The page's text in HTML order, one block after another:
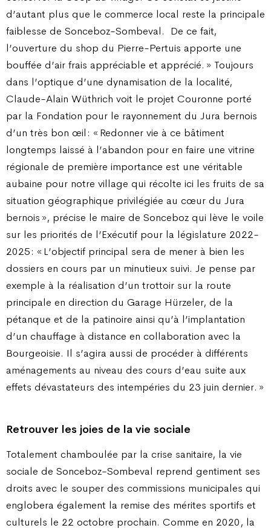
d’autant plus que le commerce local reste la principale
faiblesse de Sonceboz-Sombeval. De ce fait,
l’ouverture du shop du Pierre-Pertuis apporte une
bouffée d’air frais appréciable et apprécié. » Toujours
dans l’optique d’une dynamisation de la localité,
Claude-Alain Wüthrich voit le projet Couronne porté
par la Fondation pour le rayonnement du Jura bernois
d’un très bon œil : « Redonner vie à ce bâtiment
longtemps laissé à l’abandon pour en faire une vitrine
régionale de première importance est une véritable
aubaine pour notre village qui récolte ici les fruits de sa
situation géographique privilégiée au cœur du Jura
bernois », précise le maire de Sonceboz qui lève le voile
sur les priorités de l’Exécutif pour la législature 2022-
2025 : « L’objectif principal sera de mener à bien les
dossiers en cours par un minutieux suivi. Je pense par
exemple à la réalisation d’un trottoir sur la route
principale en direction du Garage Hürzeler, de la
pétanque et de la patinoire ainsi qu’à l’implantation
d’un chauffage à distance en collaboration avec la
Bourgeoisie. Il s’agira aussi de procéder à différents
aménagements au niveau des cours d’eau suite aux
effets dévastateurs des intempéries du 23 juin dernier. »
Retrouver les joies de la vie sociale
Totalement chamboulée par la crise sanitaire, la vie
sociale de Sonceboz-Sombeval reprend gentiment ses
droits avec le souper des commissions municipales qui
englobera également la remise des mérites sportifs et
culturels le 22 octobre prochain. Comme en 2020, la